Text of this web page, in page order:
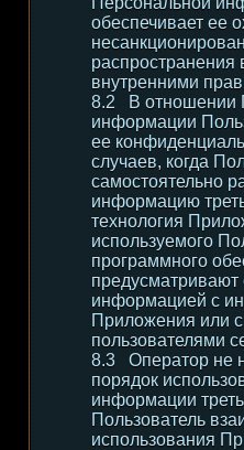
обеспечивает ее
распространения
внутренними
В отношении
информации
ее
случаев, когда
самостоятельно
информацию
технология
используемого
программного
информацией с
Приложения или
пользователями
Оператор не
порядок
информации
Пользователь
использования